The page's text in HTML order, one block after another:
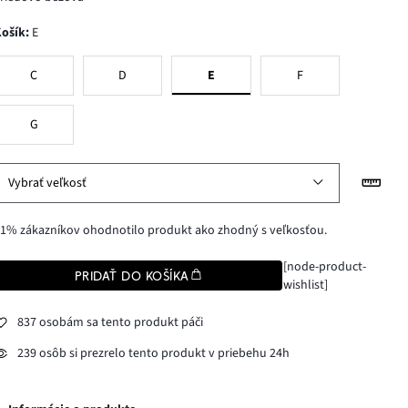
Košík: E
C D E F
G
Vybrať veľkosť
zákazníkov ohodnotilo produkt ako zhodný s veľkosťou.
PRIDAŤ DO KOŠÍKA
[node-product-
wishlist]
837 osobám sa tento produkt páči
239 osôb si prezrelo tento produkt v priebehu 24h